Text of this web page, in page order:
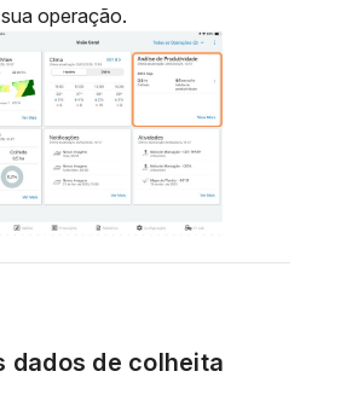
operação.
dados de colheita